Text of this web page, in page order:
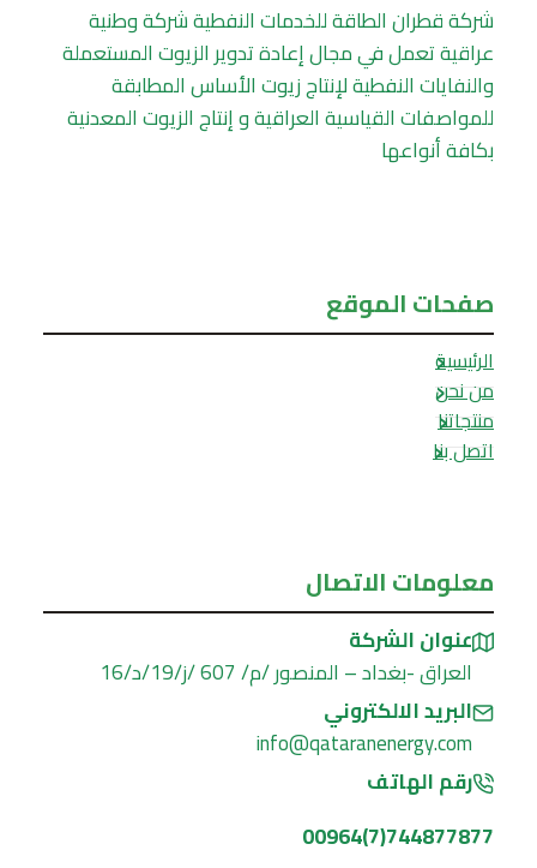
شركة قطران الطاقة للخدمات النفطية شركة وطنية
عراقية تعمل في مجال إعادة تدوير الزيوت المستعملة
والنفايات النفطية لإنتاج زيوت الأساس المطابقة
للمواصفات القياسية العراقية و إنتاج الزيوت المعدنية
بكافة أنواعها
صفحات الموقع
الرئيسية
من نحن
منتجاتنا
اتصل بنا
معلومات الاتصال
عنوان الشركة
العراق -بغداد – المنصور /م/ 607 /ز/19/د/16
البريد الالكتروني
info@qataranenergy.com
رقم الهاتف
744877877(7)00964